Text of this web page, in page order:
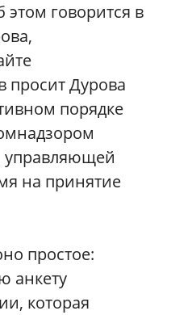
этом говорится в
просит Дурова
порядке
управляющей
на принятие
простое:
анкету
которая